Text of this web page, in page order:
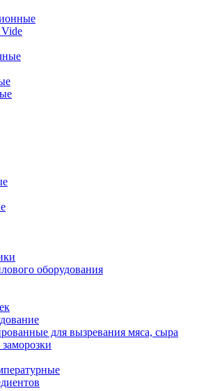
оборудования
для вызревания мяса, сыра